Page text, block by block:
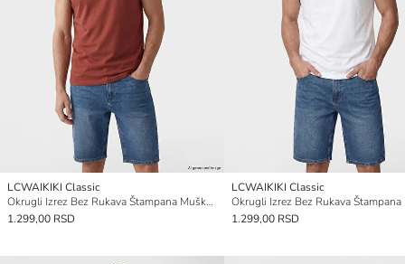
LCWAIKIKI Classic
Okrugli Izrez Bez Rukava Štampana Muška Majica
1.299,00 RSD
LCWAIKIKI Classic
1.299,00 RSD